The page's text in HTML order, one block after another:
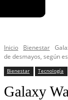
Inicio Bienestar
de desmayos, según
Bienestar Tecnología
Galaxy